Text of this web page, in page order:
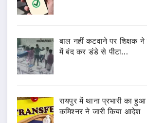
बाल नहीं कटवाने पर शिक्षक ने
में बंद कर डंडे से पीटा…
रायपुर में थाना प्रभारी का
कमिश्नर ने जारी किया आदेश